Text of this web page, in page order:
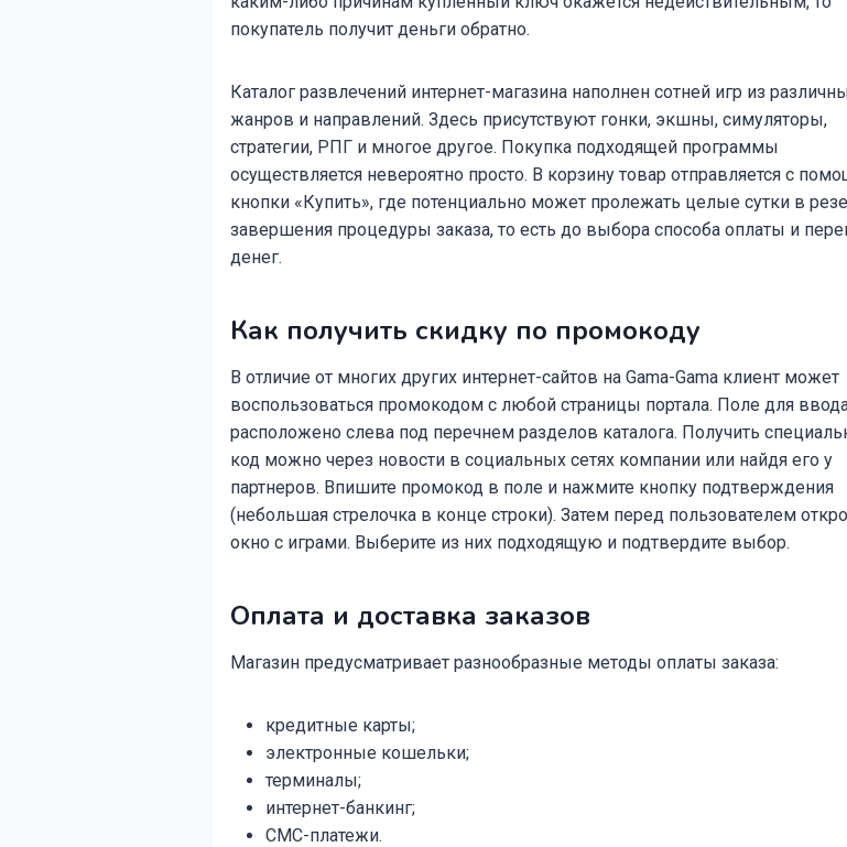
покупатель получит деньги обратно.
Каталог развлечений интернет-магазина наполнен сотней игр из
жанров и направлений. Здесь присутствуют гонки, экшны, симуляторы,
стратегии, РПГ и многое другое. Покупка подходящей программы
осуществляется невероятно просто. В корзину товар отправляется с
кнопки «Купить», где потенциально может пролежать целые сутки в
завершения процедуры заказа, то есть до выбора способа оплаты и
денег.
Как получить скидку по промокоду
В отличие от многих других интернет-сайтов на Gama-Gama клиент может
воспользоваться промокодом с любой страницы портала. Поле для
расположено слева под перечнем разделов каталога. Получить
код можно через новости в социальных сетях компании или найдя его у
партнеров. Впишите промокод в поле и нажмите кнопку подтверждения
(небольшая стрелочка в конце строки). Затем перед пользователем
окно с играми. Выберите из них подходящую и подтвердите выбор.
Оплата и доставка заказов
Магазин предусматривает разнообразные методы оплаты заказа:
кредитные карты;
электронные кошельки;
терминалы;
интернет-банкинг;
СМС-платежи.